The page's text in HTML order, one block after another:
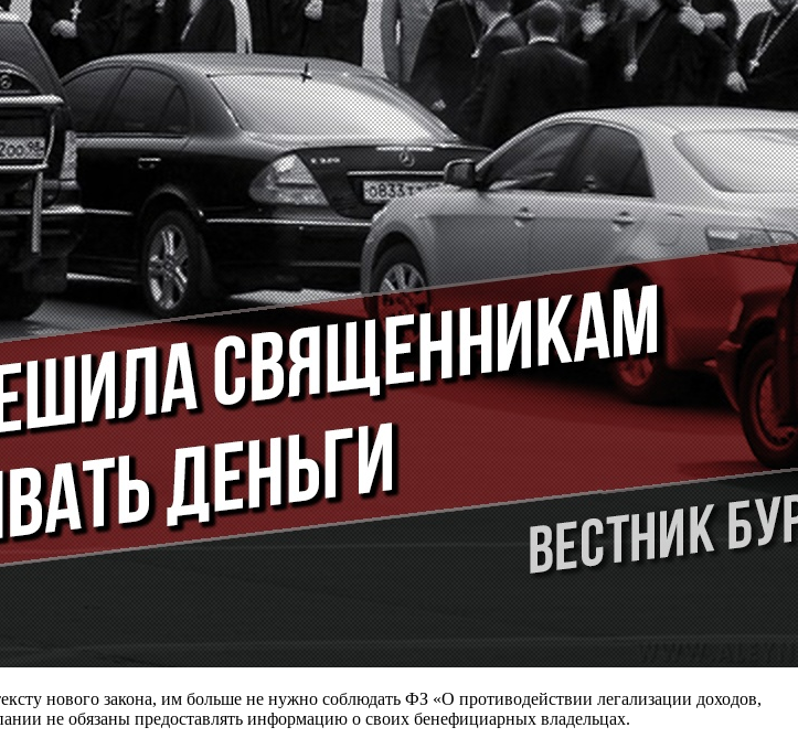
нового закона, им больше не нужно соблюдать ФЗ «О противодействии легализации доходов,
не обязаны предоставлять информацию о своих бенефициарных владельцах.